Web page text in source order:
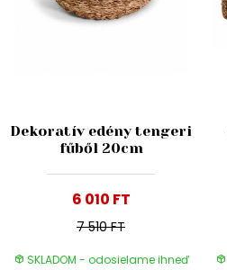
Dekoratív edény tengeri
fűből 20cm
6 010 FT
7 510 FT
SKLADOM - odosielame ihneď